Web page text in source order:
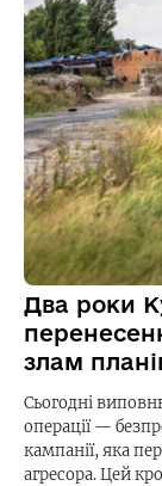
Два роки
злам
Сьогодні
операції —
кампанії, яка
агресора. Цей